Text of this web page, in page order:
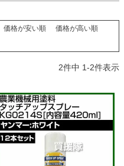
価格が安い順
価格が高い順
2件中 1-2件表示